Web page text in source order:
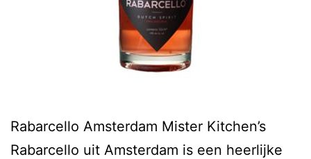
Rabarcello Amsterdam Mister Kitchen’s
Rabarcello uit Amsterdam is een heerlijke